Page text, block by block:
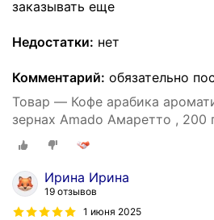
заказывать еще
Недостатки: нет
Комментарий: обязательно
Товар — Кофе арабика
зернах Amado Амаретто , 200
Ирина Ирина
19 отзывов
1 июня 2025